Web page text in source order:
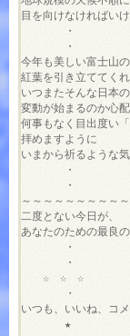
目を向けなければい
・
・
今年も美しい富士山
紅葉を引き立ててく
いつまたそんな日本
変動が始まるのか心配
何事もなく目出度い
拝めますように
いまから祈るような気
・
・
～～～～～～～～～
二度とない今日が、
あなたのための最良
・
・
☆　☆　☆
・
いつも、いいね、コ
★